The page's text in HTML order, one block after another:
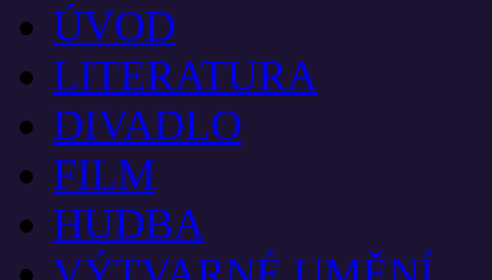
ÚVOD
LITERATURA
DIVADLO
FILM
HUDBA